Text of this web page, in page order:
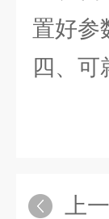
置好参
四、
上